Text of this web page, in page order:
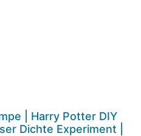
| Harry Potter DIY
Dichte Experiment |